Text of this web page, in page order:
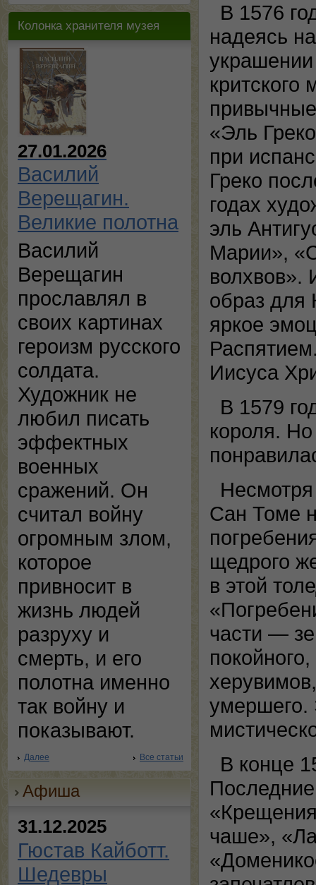
Колонка хранителя музея
27.01.2026
Василий
Верещагин.
Великие полотна
Василий
Верещагин
прославлял в
своих картинах
героизм русского
солдата.
Художник не
любил писать
эффектных
военных
сражений. Он
считал войну
огромным злом,
которое
привносит в
жизнь людей
разруху и
смерть, и его
полотна именно
так войну и
показывают.
Далее Все статьи
Афиша
31.12.2025
Гюстав Кайботт.
Шедевры
В 1576
надеясь
«Эль
при
Греко
годах
эль
Марии»,
образ для
яркое
Иисуса
В 1579
короля.
Несмотря
Сан Томе
щедрого
в этой
части —
умершего.
В конце
чаше»,